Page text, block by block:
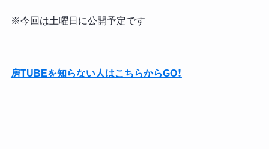
※今回は土曜日に公開予定です
房TUBEを知らない人はこちらからGO！